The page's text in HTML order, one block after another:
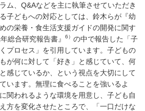
ム、Q&Aなどを主に執筆させていただき
子どもへの対応としては、鈴木らが『幼
の栄養・食生活支援ガイドの開発に関す
総合研究報告書』
6） の中で報告した「子
プロセス」を引用しています。子どもの
が何に対して「好き」と感じていて、何
感じているか、という視点を大切にして
います。無理に食べることを強いるよ
関われるような環境を用意し、子ども自
方を変化させたところで、「一口だけな